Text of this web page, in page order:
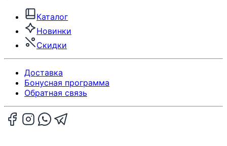
Каталог
Новинки
Скидки
Доставка
Бонусная программа
Обратная связь